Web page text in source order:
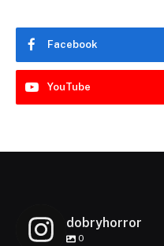
Facebook
YouTube
dobryhorror
0